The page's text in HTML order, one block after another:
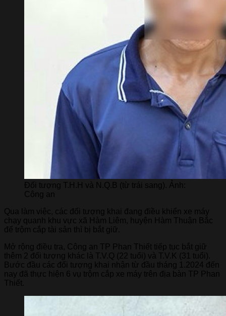
Đối tượng T.H.H và N.Q.B (từ trái sang). Ảnh:
Công an
Qua làm việc, các đối tượng khai đang điều khiển xe máy
chạy quanh khu vực xã Hàm Liêm, huyện Hàm Thuận Bắc
để trộm cắp tài sản thì bị bắt giữ.
Mở rộng điều tra, Công an TP Phan Thiết tiếp tục bắt giữ
thêm 2 đối tượng khác là T.V.Q (22 tuổi) và T.V.K (31 tuổi).
Bước đầu các đối tượng khai nhận từ đầu tháng 1.2024 đến
nay đã thực hiện 6 vụ trộm cắp xe máy trên địa bàn TP Phan
Thiết.